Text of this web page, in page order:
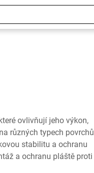
ovlivňují jeho výkon,
různých typech povrchů
stabilitu a ochranu
a ochranu pláště proti